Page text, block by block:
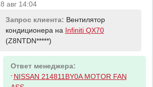
8 авг 14:04
Запрос клиента: Вентилятор
кондиционера на
Infiniti QX70
(Z8NTDN*****)
Ответ менеджера:
- NISSAN 214811BY0A MOTOR FAN